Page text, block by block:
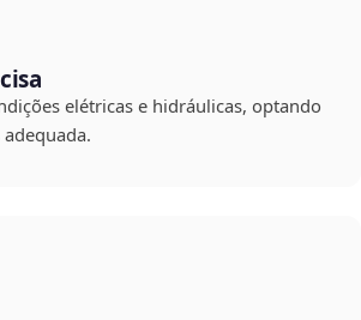
elétricas e hidráulicas, optando